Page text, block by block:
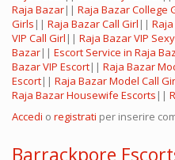
Raja Bazar|| Raja Bazar College
Girls || Raja Bazar Call Girl ||
VIP Call Girl || Raja Bazar VIP
Bazar|| Escort Service in Raja
Bazar VIP Escort|| Raja Bazar
Escort|| Raja Bazar Model Call
Raja Bazar Housewife Escorts ||
Accedi o registrati per inserire
Barrackpore